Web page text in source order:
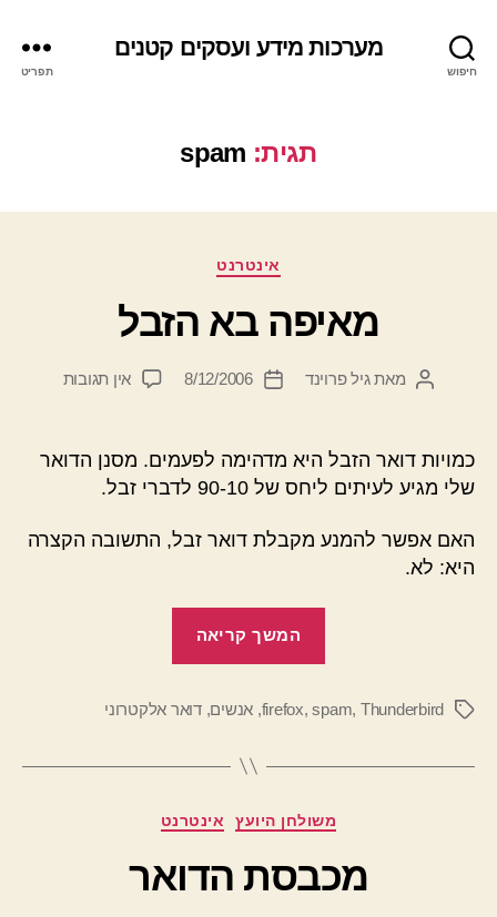
חיפוש
מערכות מידע ועסקים קטנים
תפריט
תגית: spam
קטגוריותאינטרנט
מאיפה בא הזבל
המחבר
מאתגיל פרוינד
תאריך8/12/2006 אין תגובותעל
הזבל
כמויות דואר הזבל היא מדהימה לפעמים. מסנן הדואר
שלי מגיע לעיתים ליחס של 90-10 לדברי זבל.
האם אפשר להמנע מקבלת דואר זבל, התשובה הקצרה
היא: לא.
המשך קריאה
תגיות firefox,spam, Thunderbird
, אנשים,דואר אלקטרוני
קטגוריותמשולחן היועץ אינטרנט
מכבסת הדואר